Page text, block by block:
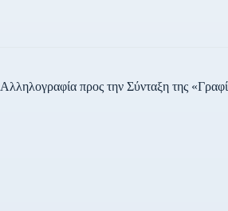
Αλληλογραφία προς την Σύνταξη της